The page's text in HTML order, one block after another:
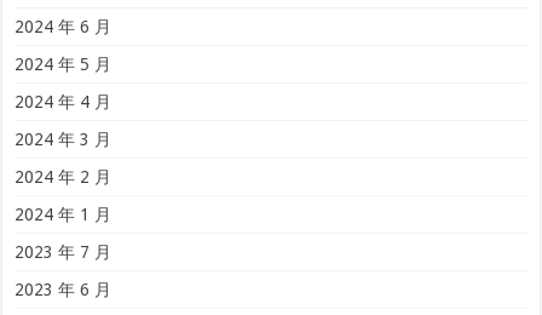
2024 年 6 月
2024 年 5 月
2024 年 4 月
2024 年 3 月
2024 年 2 月
2024 年 1 月
2023 年 7 月
2023 年 6 月